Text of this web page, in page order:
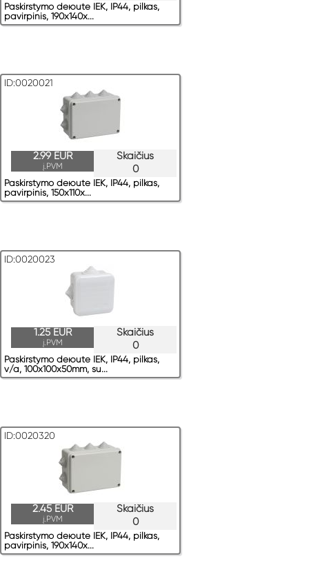
Paskirstymo deюute IEK, IP44, pilkas,
pavirрinis, 190x140x...
ID:0020021
Skaičius
0
2.99 EUR
į.PVM
Paskirstymo deюute IEK, IP44, pilkas,
pavirрinis, 150x110x...
ID:0020023
Skaičius
0
1.25 EUR
į.PVM
Paskirstymo deюute IEK, IP44, pilkas,
v/a, 100x100x50mm, su...
ID:0020320
Skaičius
0
2.45 EUR
į.PVM
Paskirstymo deюute IEK, IP44, pilkas,
pavirрinis, 190x140x...